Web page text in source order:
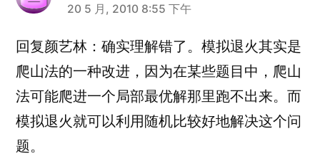
说：
20 5 月, 2010 8:55 下午
回复颜艺林：确实理解错了。模拟退火其实是
爬山法的一种改进，因为在某些题目中，爬山
法可能爬进一个局部最优解那里跑不出来。而
模拟退火就可以利用随机比较好地解决这个问
题。